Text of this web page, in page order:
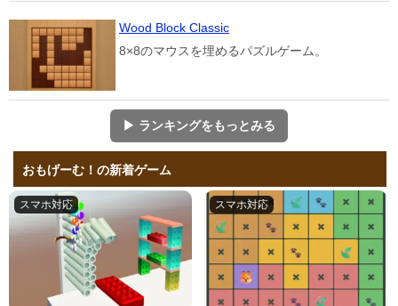
Wood Block Classic
8×8のマウスを埋めるパズルゲーム。
▶ ランキングをもっとみる
おもげーむ！の新着ゲーム